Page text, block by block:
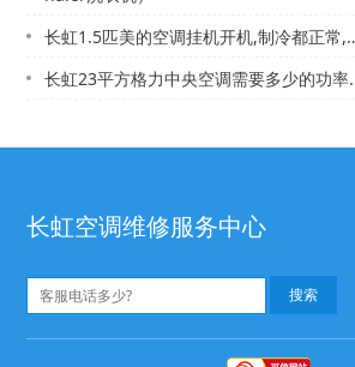
长虹1.5匹美的空调挂机开机,制冷都正常,就是关机后还长时间的继续运作是怎么回事...
长虹23平方格力中央空调需要多少的功率的？_长虹24V驻车空调制冷怎么样_24
长虹空调维修服务中心